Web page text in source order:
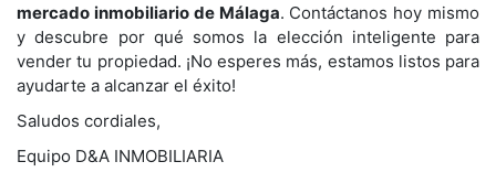
mercado inmobiliario de Málaga. Contáctanos hoy mismo
y descubre por qué somos la elección inteligente para
vender tu propiedad. ¡No esperes más, estamos listos para
ayudarte a alcanzar el éxito!
Saludos cordiales,
Equipo D&A INMOBILIARIA